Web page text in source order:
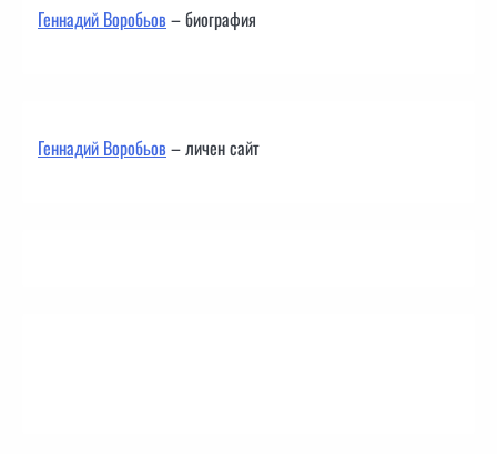
Геннадий Воробьов– биография
Геннадий Воробьов– личен сайт